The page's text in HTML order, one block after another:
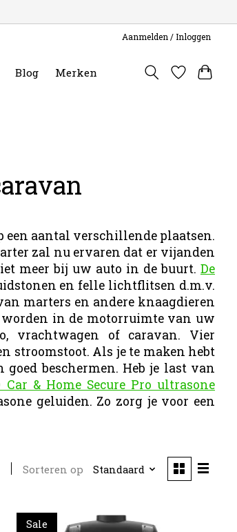
Aanmelden / Inloggen
Blog Merken
een aantal verschillende plaatsen.
zal nu ervaren dat er vijanden
meer bij uw auto in de buurt. De
en felle lichtflitsen d.m.v.
marters en andere knaagdieren
worden in de motorruimte van uw
vrachtwagen of caravan. Vier
stroomstoot. Als je te maken hebt
beschermen. Heb je last van
& Home Secure Pro ultrasone
geluiden. Zo zorg je voor een
Sorteren op Standaard
Sale